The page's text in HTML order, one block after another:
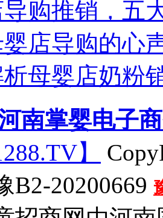
购推销，五
店导购的心
析母婴店奶粉
南掌婴电子
】
B2-20200669